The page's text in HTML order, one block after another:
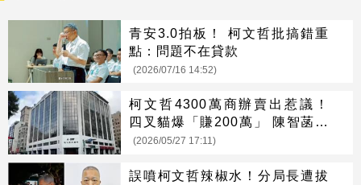
青安3.0拍板！ 柯文哲批搞錯重
點：問題不在貸款
(2026/07/16 14:52)
柯文哲4300萬商辦賣出惹議！
四叉貓爆「賺200萬」 陳智菡回
應了
(2026/05/27 17:11)
誤噴柯文哲辣椒水！分局長遭拔